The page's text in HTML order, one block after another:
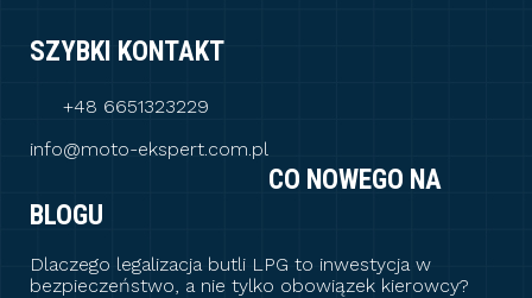
SZYBKI KONTAKT
+48 6651323229
info@moto-ekspert.com.pl
CO NOWEGO NA
BLOGU
Dlaczego legalizacja butli LPG to inwestycja w
bezpieczeństwo, a nie tylko obowiązek kierowcy?